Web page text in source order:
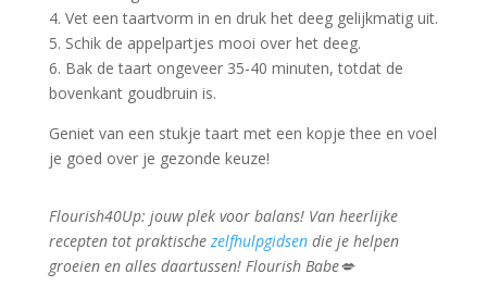
4. Vet een taartvorm in en druk het deeg gelijkmatig uit.
5. Schik de appelpartjes mooi over het deeg.
6. Bak de taart ongeveer 35-40 minuten, totdat de
bovenkant goudbruin is.
Geniet van een stukje taart met een kopje thee en voel
je goed over je gezonde keuze!
Flourish40Up: jouw plek voor balans! Van heerlijke
recepten tot praktische zelfhulpgidsendie je helpen
groeien en alles daartussen! Flourish Babe💋